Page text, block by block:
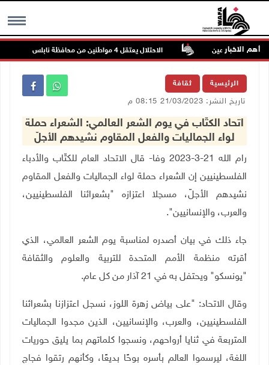
MENU أهم الاخبار
عتمة وبيت أمين الاحتلال يعتقل 4 مواطنين من محافظة نابلس
الرئيسية ثقافة
تاريخ النشر: 21/03/2023 08:15 م
اتحاد الكتّاب في يوم الشعر العالمي: الشعراء حملة
لواء الجماليات والفعل المقاوم نشيدهم الأجلّ
رام الله 21-3-2023 وفا- قال الاتحاد العام للكتّاب والأدباء
الفلسطينيين إن الشعراء حملة لواء الجماليات والفعل المقاوم
نشيدهم الأجلّ، مسجلا اعتزازه "بشعرائنا الفلسطينيين،
والعرب، والإنسانيين".
جاء ذلك في بيان أصدره لمناسبة يوم الشعر العالمي، الذي
أقرته منظمة الأمم المتحدة للتربية والعلوم والثقافة
"يونسكو" ويحتفل به في 21 آذار من كل عام.
وقال الاتحاد: "على بياض زهرة اللوز، نسجل اعتزازنا بشعرائنا
الفلسطينيين، والعرب، والإنسانيين، الذين مجدوا الجماليات
المتربعة في ثنايا أرواحهم، ونسجوا كلماتهم بما يليق حوريات
اللغة، ليرسموا العالم بأسره بوحًا بديعًا، وكأنهم رتقوا فجاج